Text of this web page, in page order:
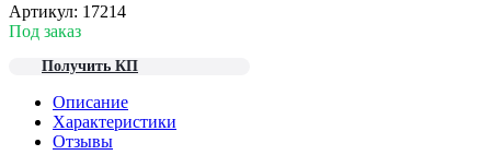
Артикул: 17214
Под заказ
Получить КП
Описание
Характеристики
Отзывы